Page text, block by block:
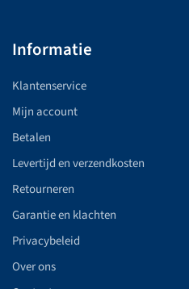
Informatie
Klantenservice
Mijn account
Betalen
Levertijd en verzendkosten
Retourneren
Garantie en klachten
Privacybeleid
Over ons